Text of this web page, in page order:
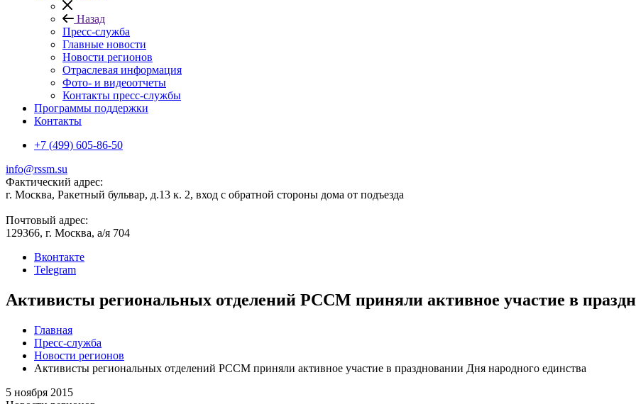
Назад
Пресс-служба
Главные новости
Новости регионов
Отраслевая информация
Фото- и видеоотчеты
Контакты пресс-службы
Программы поддержки
Контакты
+7 (499) 605-86-50
info@rssm.su
Фактический адрес:
г. Москва, Ракетный бульвар, д.13 к. 2, вход с обратной стороны дома от подъезда
Почтовый адрес:
129366, г. Москва, а/я 704
Вконтакте
Telegram
Активисты региональных отделений РССМ приняли активное участие в
Главная
Пресс-служба
Новости регионов
Активисты региональных отделений РССМ приняли активное участие в праздновании Дня народного единства
5 ноября 2015